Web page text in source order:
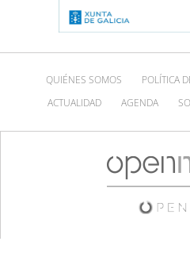
QUIÉNES SOMOS POLÍTICA
ACTUALIDAD
AGENDA